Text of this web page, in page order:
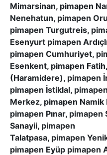
Mimarsinan, pimapen
Nenehatun, pimapen
pimapen Turgutreis,
Esenyurt pimapen
pimapen Cumhuriyet,
Esenkent, pimapen
(Haramidere), pimapen
pimapen İstiklal,
Merkez, pimapen
pimapen Pınar,
Sanayii, pimapen
Talatpasa, pimapen
pimapen Eyüp pimapen